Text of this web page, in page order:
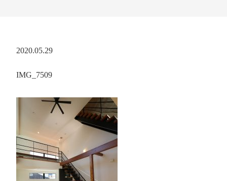
2020.05.29
IMG_7509